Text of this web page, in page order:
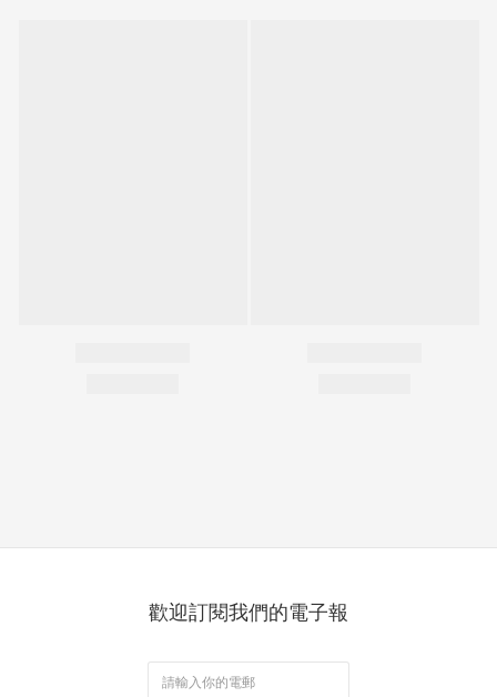
歡迎訂閱我們的電子報